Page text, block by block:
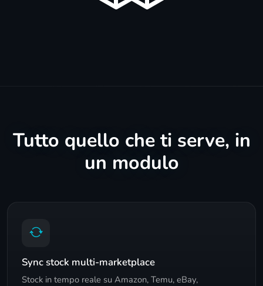
Tutto quello che ti serve, in
un modulo
Sync stock multi-marketplace
Stock in tempo reale su Amazon, Temu, eBay,